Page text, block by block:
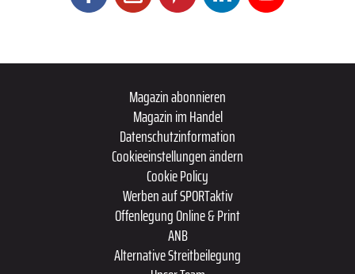
Magazin abonnieren
Magazin im Handel
Datenschutzinformation
Cookieeinstellungen ändern
Cookie Policy
Werben auf SPORTaktiv
Offenlegung Online & Print
ANB
Alternative Streitbeilegung